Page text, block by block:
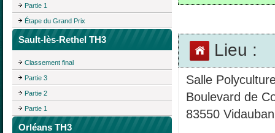
Partie 1
Étape du Grand Prix
Sault-lès-Rethel TH3
Classement final
Partie 3
Partie 2
Partie 1
Orléans TH3
Lieu :
Salle
Boulevard de
83550